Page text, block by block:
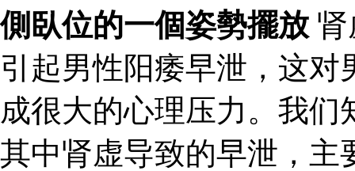
側臥位的一個姿勢擺放
引起男性阳痿早泄，这
成很大的心理压力。我
其中肾虚导致的早泄，主